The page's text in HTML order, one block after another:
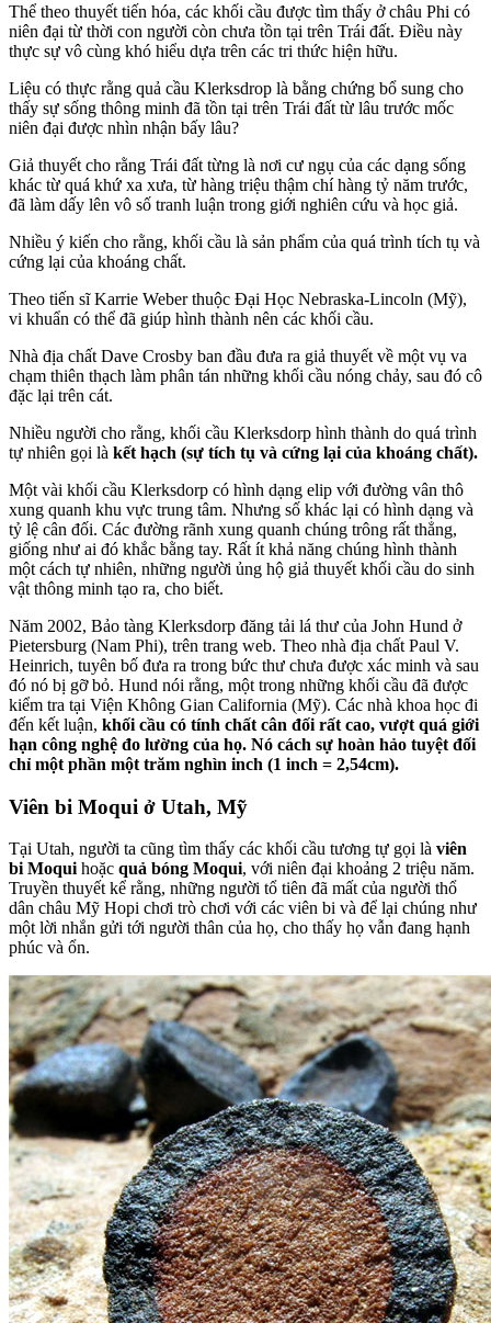
Thể theo thuyết tiến hóa, các khối cầu được tìm thấy ở châu Phi có
niên đại từ thời con người còn chưa tồn tại trên Trái đất. Điều này
thực sự vô cùng khó hiểu dựa trên các tri thức hiện hữu.
Liệu có thực rằng quả cầu Klerksdrop là bằng chứng bổ sung cho
thấy sự sống thông minh đã tồn tại trên Trái đất từ lâu trước mốc
niên đại được nhìn nhận bấy lâu?
Giả thuyết cho rằng Trái đất từng là nơi cư ngụ của các dạng sống
khác từ quá khứ xa xưa, từ hàng triệu thậm chí hàng tỷ năm trước,
đã làm dấy lên vô số tranh luận trong giới nghiên cứu và học giả.
Nhiều ý kiến cho rằng, khối cầu là sản phẩm của quá trình tích tụ và
cứng lại của khoáng chất.
Theo tiến sĩ Karrie Weber thuộc Đại Học Nebraska-Lincoln (Mỹ),
vi khuẩn có thể đã giúp hình thành nên các khối cầu.
Nhà địa chất Dave Crosby ban đầu đưa ra giả thuyết về một vụ va
chạm thiên thạch làm phân tán những khối cầu nóng chảy, sau đó cô
đặc lại trên cát.
Nhiều người cho rằng, khối cầu Klerksdorp hình thành do quá trình
tự nhiên gọi là kết hạch (sự tích tụ và cứng lại của khoáng chất).
Một vài khối cầu Klerksdorp có hình dạng elip với đường vân thô
xung quanh khu vực trung tâm. Nhưng số khác lại có hình dạng và
tỷ lệ cân đối. Các đường rãnh xung quanh chúng trông rất thẳng,
giống như ai đó khắc bằng tay. Rất ít khả năng chúng hình thành
một cách tự nhiên, những người ủng hộ giả thuyết khối cầu do sinh
vật thông minh tạo ra, cho biết.
Năm 2002, Bảo tàng Klerksdorp đăng tải lá thư của John Hund ở
Pietersburg (Nam Phi), trên trang web. Theo nhà địa chất Paul V.
Heinrich, tuyên bố đưa ra trong bức thư chưa được xác minh và sau
đó nó bị gỡ bỏ. Hund nói rằng, một trong những khối cầu đã được
kiểm tra tại Viện Không Gian California (Mỹ). Các nhà khoa học đi
đến kết luận, khối cầu có tính chất cân đối rất cao, vượt quá giới
hạn công nghệ đo lường của họ. Nó cách sự hoàn hảo tuyệt đối
chỉ một phần một trăm nghìn inch (1 inch = 2,54cm).
Viên bi Moqui ở Utah, Mỹ
Tại Utah, người ta cũng tìm thấy các khối cầu tương tự gọi là viên
bi Moqui hoặc quả bóng Moqui, với niên đại khoảng 2 triệu năm.
Truyền thuyết kể rằng, những người tổ tiên đã mất của người thổ
dân châu Mỹ Hopi chơi trò chơi với các viên bi và để lại chúng như
một lời nhắn gửi tới người thân của họ, cho thấy họ vẫn đang hạnh
phúc và ổn.